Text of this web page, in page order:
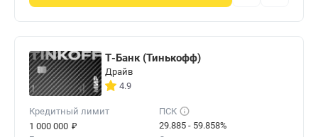
Т-Банк (Тинькофф)
Драйв
4.9
Кредитный лимит
1 000 000 ₽
ПСК
29.885 - 59.858%